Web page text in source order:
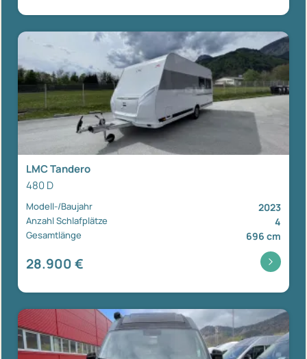
LMC Tandero
480 D
Modell-/Baujahr 2023
Anzahl Schlafplätze 4
Gesamtlänge 696 cm
28.900 €